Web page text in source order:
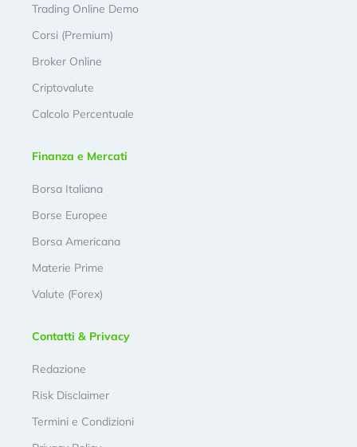
Trading Online Demo
Corsi (Premium)
Broker Online
Criptovalute
Calcolo Percentuale
Finanza e Mercati
Borsa Italiana
Borse Europee
Borsa Americana
Materie Prime
Valute (Forex)
Contatti & Privacy
Redazione
Risk Disclaimer
Termini e Condizioni